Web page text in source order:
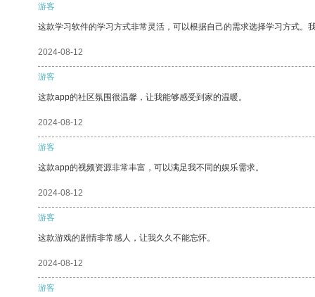
游客
这款学习软件的学习方式非常灵活，可以根据自己的需求选择学习方式。
2024-08-12
游客
这款app的社区氛围很温馨，让我能够感受到家的温暖。
2024-08-12
游客
这款app的视频资源非常丰富，可以满足我不同的娱乐需求。
2024-08-12
游客
这款游戏的剧情非常感人，让我久久不能忘怀。
2024-08-12
游客